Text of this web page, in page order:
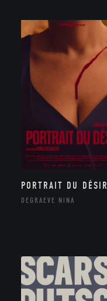
PORTRAIT DU DÉSIR
DEGRAEVE NINA